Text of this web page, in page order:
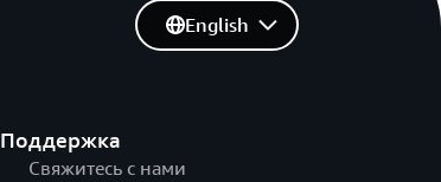
Поддержка
Свяжитесь с нами
English